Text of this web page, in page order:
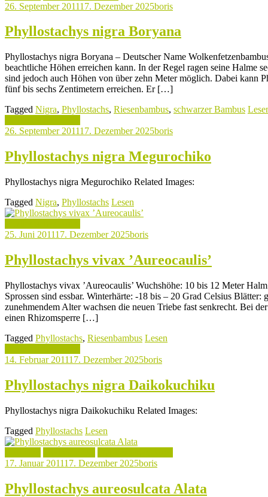
26. September 201117. Dezember 2025boris
Phyllostachys nigra Boryana
Phyllostachys nigra Boryana – Deutscher Name
beachtliche Höhen erreichen kann. In der Regel ragen seine Halme
sind jedoch auch Höhen von über zehn Meter möglich. Dabei kann
fünf bis sechs Zentimetern erreichen. Er […]
Tagged Nigra, Phyllostachs, Riesenbambus, schwarzer Bambus
26. September 201117. Dezember 2025boris
Phyllostachys nigra Megurochiko
Phyllostachys nigra Megurochiko Related Images:
Tagged Nigra, Phyllostachs Lesen
25. Juni 201117. Dezember 2025boris
Phyllostachys vivax ’Aureocaulis’
Phyllostachys vivax ’Aureocaulis’ Wuchshöhe: 10 bis 12 Meter
Sprossen sind essbar. Winterhärte: -18 bis – 20 Grad Celsius
zunehmendem Alter wachsen die neuen Triebe fast senkrecht. Bei
einen Rhizomsperre […]
Tagged Phyllostachs, Riesenbambus Lesen
14. Februar 201117. Dezember 2025boris
Phyllostachys nigra Daikokuchiku
Phyllostachys nigra Daikokuchiku Related Images:
Tagged Phyllostachs Lesen
17. Januar 201117. Dezember 2025boris
Phyllostachys aureosulcata Alata